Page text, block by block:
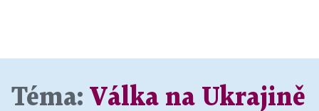
Téma: Válka na Ukrajině